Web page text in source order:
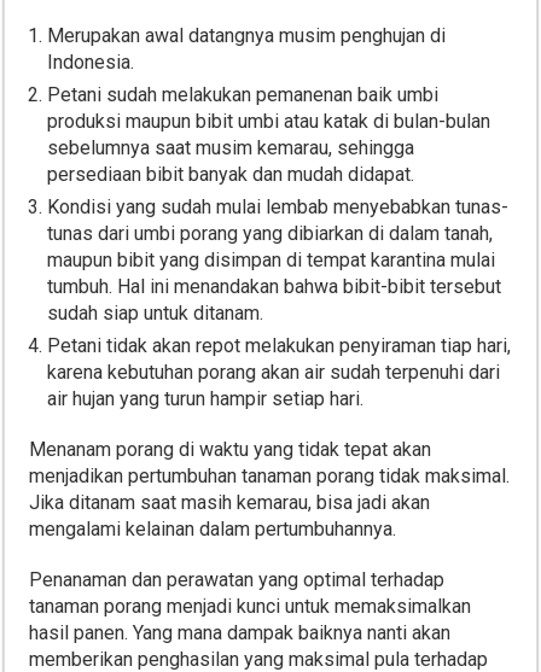
Merupakan awal datangnya musim penghujan di
Indonesia.
Petani sudah melakukan pemanenan baik umbi
produksi maupun bibit umbi atau katak di bulan-bulan
sebelumnya saat musim kemarau, sehingga
persediaan bibit banyak dan mudah didapat.
Kondisi yang sudah mulai lembab menyebabkan tunas-
tunas dari umbi porang yang dibiarkan di dalam tanah,
maupun bibit yang disimpan di tempat karantina mulai
tumbuh. Hal ini menandakan bahwa bibit-bibit tersebut
sudah siap untuk ditanam.
Petani tidak akan repot melakukan penyiraman tiap hari,
karena kebutuhan porang akan air sudah terpenuhi dari
air hujan yang turun hampir setiap hari.
Menanam porang di waktu yang tidak tepat akan
menjadikan pertumbuhan tanaman porang tidak maksimal.
Jika ditanam saat masih kemarau, bisa jadi akan
mengalami kelainan dalam pertumbuhannya.
Penanaman dan perawatan yang optimal terhadap
tanaman porang menjadi kunci untuk memaksimalkan
hasil panen. Yang mana dampak baiknya nanti akan
memberikan penghasilan yang maksimal pula terhadap